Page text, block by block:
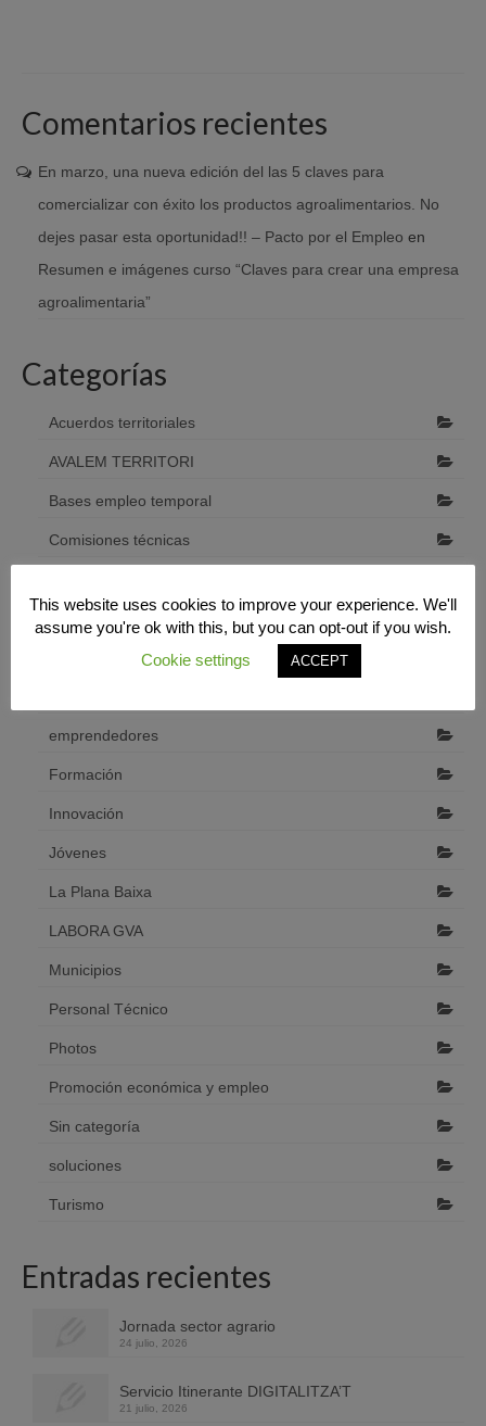
Comentarios recientes
En marzo, una nueva edición del las 5 claves para
comercializar con éxito los productos agroalimentarios. No
dejes pasar esta oportunidad!! – Pacto por el Empleo en
Resumen e imágenes curso “Claves para crear una empresa
agroalimentaria”
Categorías
Acuerdos territoriales
AVALEM TERRITORI
Bases empleo temporal
Comisiones técnicas
Cooperación interterritorial
Desarrollo económico local
emprendedores
Formación
Innovación
Jóvenes
La Plana Baixa
LABORA GVA
Municipios
Personal Técnico
Photos
Promoción económica y empleo
Sin categoría
soluciones
Turismo
Entradas recientes
Jornada sector agrario
24 julio, 2026
Servicio Itinerante DIGITALITZA’T
21 julio, 2026
This website uses cookies to improve your experience. We'll
assume you're ok with this, but you can opt-out if you wish.
Cookie settings
ACCEPT